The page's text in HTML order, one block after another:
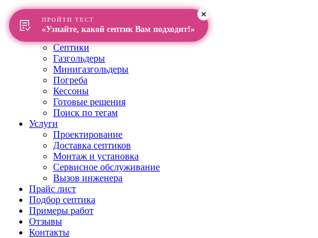
Главная
О компании
Септики
Газгольдеры
Минигазгольдеры
Погреба
Кессоны
Готовые решения
Поиск по тегам
Услуги
Проектирование
Доставка септиков
Монтаж и установка
Сервисное обслуживание
Вызов инженера
Прайс лист
Подбор септика
Примеры работ
Отзывы
Контакты
ПРОЙТИ ТЕСТ
«Узнайте, какой септик Вам подходит!»